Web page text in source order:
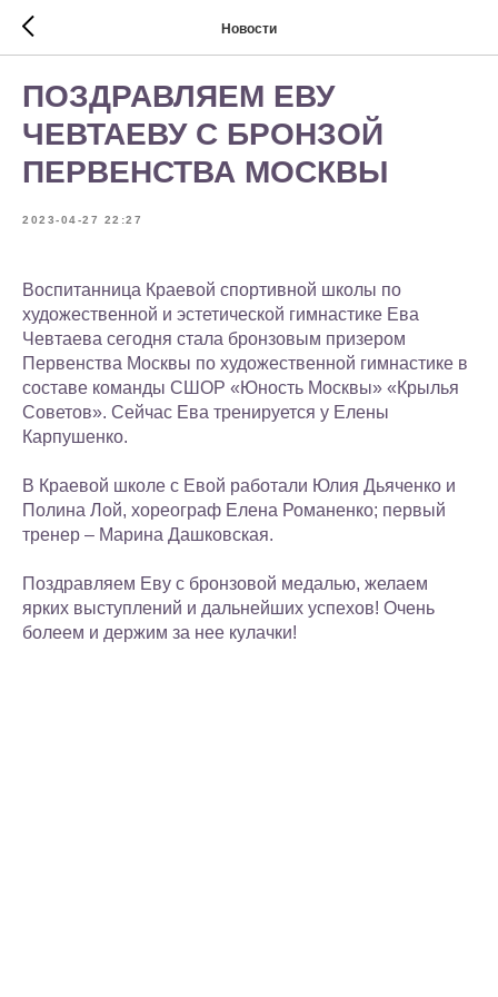
Новости
ПОЗДРАВЛЯЕМ ЕВУ
ЧЕВТАЕВУ С БРОНЗОЙ
ПЕРВЕНСТВА МОСКВЫ
2023-04-27 22:27
Воспитанница Краевой спортивной школы по
художественной и эстетической гимнастике Ева
Чевтаева сегодня стала бронзовым призером
Первенства Москвы по художественной гимнастике в
составе команды СШОР «Юность Москвы» «Крылья
Советов». Сейчас Ева тренируется у Елены
Карпушенко.
В Краевой школе с Евой работали Юлия Дьяченко и
Полина Лой, хореограф Елена Романенко; первый
тренер – Марина Дашковская.
Поздравляем Еву с бронзовой медалью, желаем
ярких выступлений и дальнейших успехов! Очень
болеем и держим за нее кулачки!